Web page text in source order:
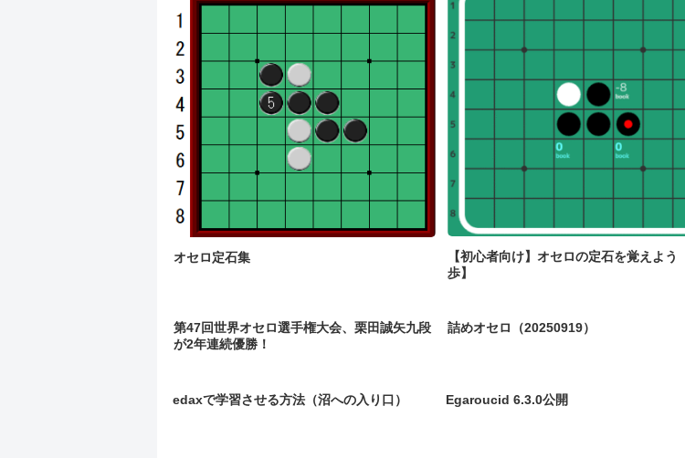
オセロ定石集
【初心者向け】オセロの定石を覚えよう
歩】
第47回世界オセロ選手権大会、栗田誠矢九段
が2年連続優勝！
詰めオセロ（20250919）
edaxで学習させる方法（沼への入り口） Egaroucid 6.3.0公開